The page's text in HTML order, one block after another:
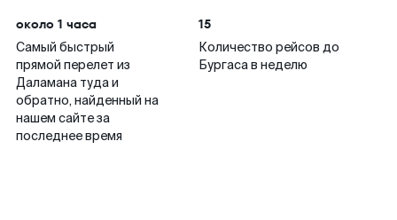
около 1 часа
Самый быстрый
прямой перелет из
Даламана туда и
обратно, найденный на
нашем сайте за
последнее время
15
Количество рейсов до
Бургаса в неделю